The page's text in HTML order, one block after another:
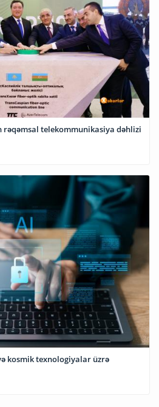
rəqəmsal telekommunikasiya dəhlizi
kosmik texnologiyalar üzrə